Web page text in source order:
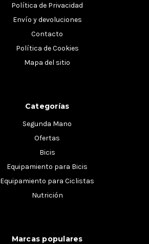
Política de Privacidad
Envío y devoluciones
Contacto
Política de Cookies
Mapa del sitio
Categorías
Segunda Mano
Ofertas
Bicis
Equipamiento para Bicis
Equipamiento para Ciclistas
Nutrición
Marcas populares